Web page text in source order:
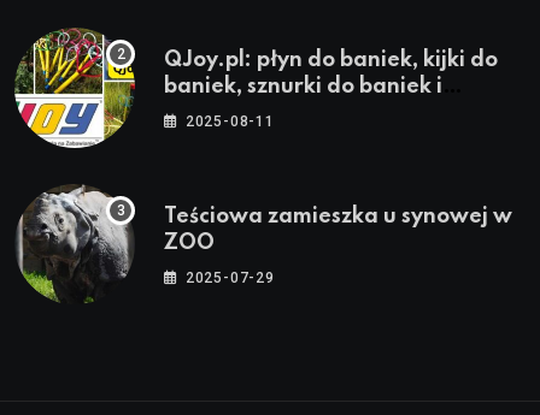
QJoy.pl: płyn do baniek, kijki do
baniek, sznurki do baniek i
zestawy do baniek
2025-08-11
Teściowa zamieszka u synowej w
ZOO
2025-07-29